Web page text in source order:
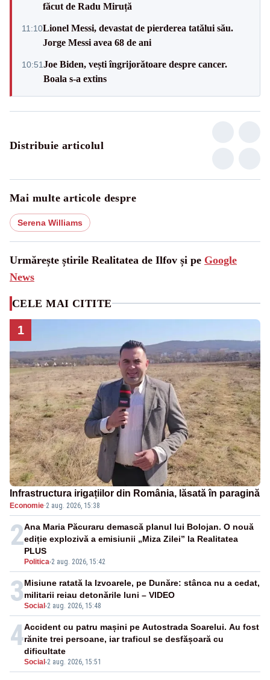
făcut de Radu Miruță
11:10Lionel Messi, devastat de pierderea tatălui său.
Jorge Messi avea 68 de ani
10:51Joe Biden, vești îngrijorătoare despre cancer.
Boala s-a extins
Distribuie articolul
Mai multe articole despre
Serena Williams
Urmărește știrile Realitatea de Ilfov și pe Google
News
CELE MAI CITITE
1
Infrastructura irigațiilor din România, lăsată în paragină
Economie·2 aug. 2026, 15:38
2
Politica-2 aug. 2026, 15:42
Ana Maria Păcuraru demască planul lui Bolojan. O nouă
ediție explozivă a emisiunii „Miza Zilei” la Realitatea
PLUS
3Social -2 aug. 2026, 15:48
Misiune ratată la Izvoarele, pe Dunăre: stânca nu a cedat,
militarii reiau detonările luni – VIDEO
4
Social -2 aug. 2026, 15:51
Accident cu patru mașini pe Autostrada Soarelui. Au fost
rănite trei persoane, iar traficul se desfășoară cu
dificultate